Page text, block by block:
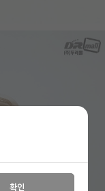
확인